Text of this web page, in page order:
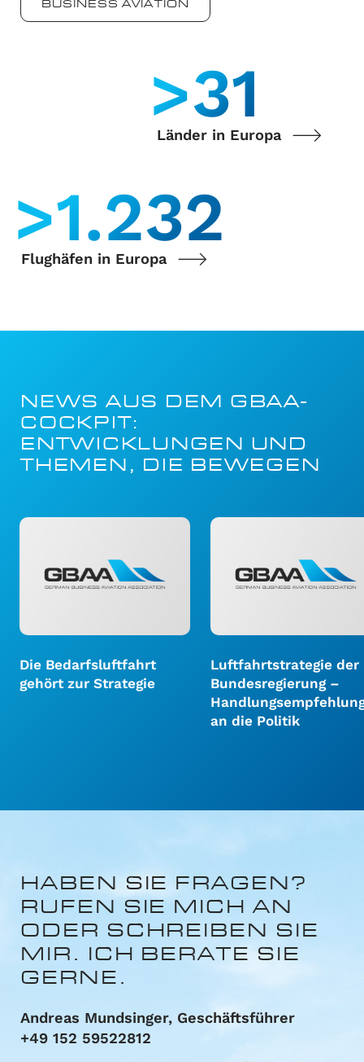
BUSINESS AVIATION
>35
Länder in Europa
>1.400
Flughäfen in Europa
NEWS AUS DEM GBAA-
COCKPIT:
ENTWICKLUNGEN UND
THEMEN, DIE BEWEGEN
Die Bedarfsluftfahrt
gehört zur Strategie
Luftfahrtstrategie der
Bundesregierung –
an die Politik
HABEN SIE FRAGEN?
RUFEN SIE MICH AN
ODER SCHREIBEN SIE
MIR. ICH BERATE SIE
GERNE.
Andreas Mundsinger, Geschäftsführer
+49 152 59522812